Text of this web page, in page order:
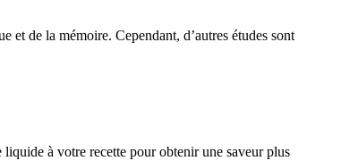
et de la mémoire. Cependant, d’autres études sont
à votre recette pour obtenir une saveur plus